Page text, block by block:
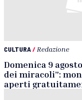
CULTURA/ Redazione
Domenica 9
dei miracoli”:
aperti